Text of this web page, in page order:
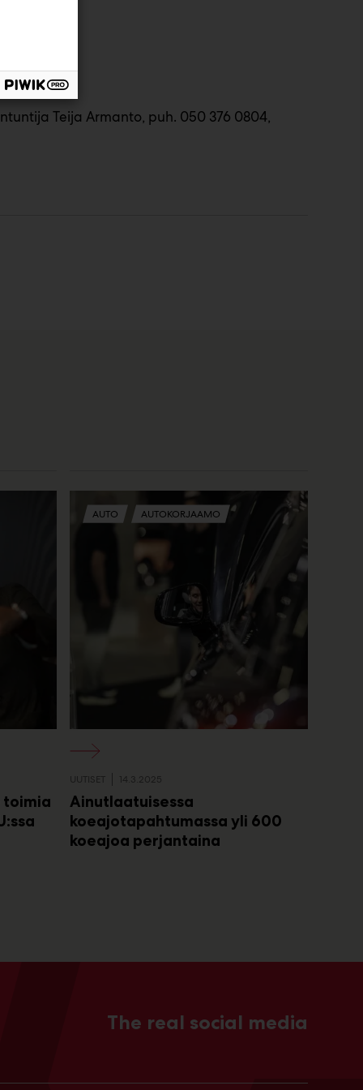
Teija Armanto, puh. 050 376 0804,
toimia
AUTO AUTOKORJAAMO
UUTISET 14.3.2025
Ainutlaatuisessa
koeajotapahtumassa yli 600
koeajoa perjantaina
The real social media